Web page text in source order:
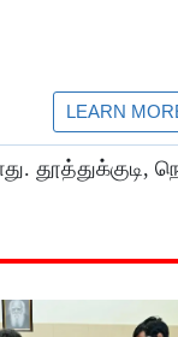
தூத்துக்குடி,